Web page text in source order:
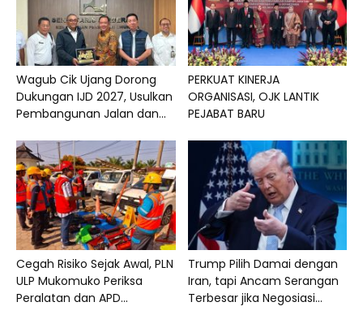
Wagub Cik Ujang Dorong
Dukungan IJD 2027, Usulkan
Pembangunan Jalan dan...
PERKUAT KINERJA
ORGANISASI, OJK LANTIK
PEJABAT BARU
Cegah Risiko Sejak Awal, PLN
ULP Mukomuko Periksa
Peralatan dan APD...
Trump Pilih Damai dengan
Iran, tapi Ancam Serangan
Terbesar jika Negosiasi...